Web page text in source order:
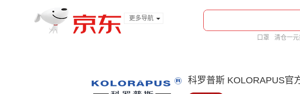
更多导航
口罩 清仓一
科罗普斯 KOLORAPUS官